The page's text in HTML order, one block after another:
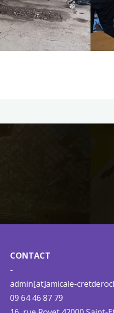
CONTACT
-
admin[at]amicale-
09 64 46 87 79